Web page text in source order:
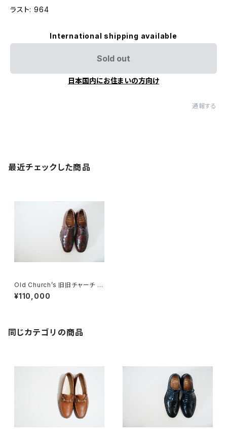
ラスト: 964
International shipping available
Sold out
日本国内にお住まいの方向け
通報する
最近チェックした商品
Old Church’s 旧旧チャーチ 二
都市 Holborn 75D
¥110,000
同じカテゴリの商品